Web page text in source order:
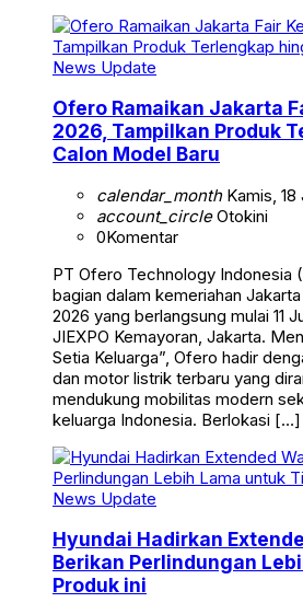
News Update
Ofero Ramaikan Jakarta
2026, Tampilkan Produk
Calon Model Baru
calendar_monthKamis, 18
account_circleOtokini
0Komentar
PT Ofero Technology Indonesia
bagian dalam kemeriahan
2026 yang berlangsung mulai 11
JIEXPO Kemayoran, Jakarta.
Setia Keluarga”, Ofero hadir
dan motor listrik terbaru yang
mendukung mobilitas modern
keluarga Indonesia. Berlokasi […]
News Update
Hyundai Hadirkan
Berikan Perlindungan
Produk ini